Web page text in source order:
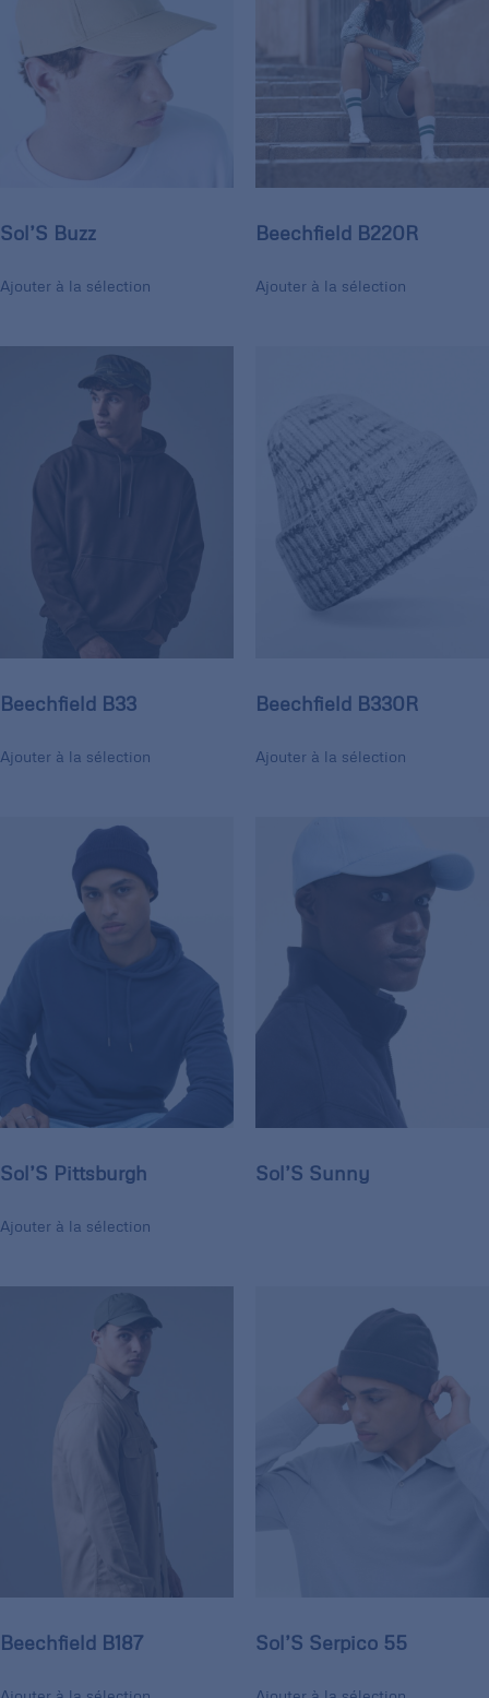
Sol’S Buzz
Ajouter à la sélection
Beechfield B220R
Ajouter à la sélection
Beechfield B33
Ajouter à la sélection
Beechfield B330R
Ajouter à la sélection
Sol’S Pittsburgh
Ajouter à la sélection
Sol’S Sunny
Beechfield B187 Sol’S Serpico 55